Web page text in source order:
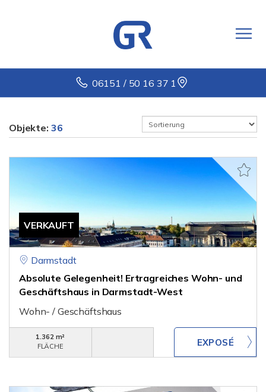
06151 / 50 16 37 1
Objekte: 36
VERKAUFT
Darmstadt
Absolute Gelegenheit! Ertragreiches Wohn- und
Geschäftshaus in Darmstadt-West
Wohn- / Geschäftshaus
1.362 m²
FLÄCHE